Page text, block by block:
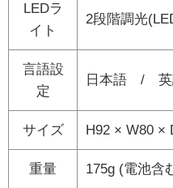
LEDラ
イト
2段階調光
言語設
定
日本語 /
サイズ H92 × W80
重量 175g (電池含